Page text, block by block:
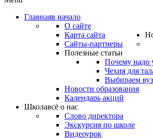
Главнаяв начало
О сайте
Карта сайта
Сайты-партнеры
Полезные статьи
Почему надо
Чехия для
Выбираем вуз
Новости образования
Календарь акций
Школавсё о нас
Слово директора
Экскурсия по школе
Видеоурок